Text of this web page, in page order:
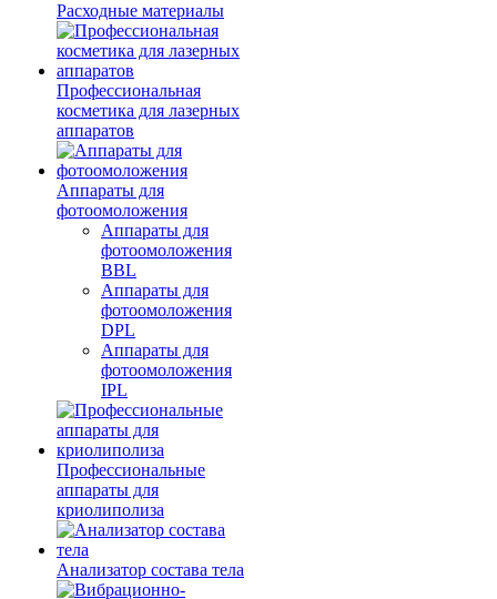
Расходные материалы
Профессиональная
косметика для лазерных
аппаратов
Аппараты для
фотоомоложения
Аппараты для
фотоомоложения
BBL
Аппараты для
фотоомоложения
DPL
Аппараты для
фотоомоложения
IPL
Профессиональные
аппараты для
криолиполиза
Анализатор состава тела